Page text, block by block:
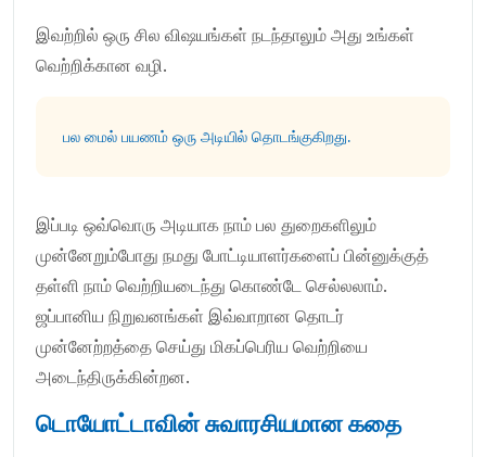
இவற்றில் ஒரு சில விஷயங்கள் நடந்தாலும் அது உங்கள்
வெற்றிக்கான வழி.
பல மைல் பயணம் ஒரு அடியில் தொடங்குகிறது.
இப்படி ஒவ்வொரு அடியாக நாம் பல துறைகளிலும்
முன்னேறும்போது நமது போட்டியாளர்களைப் பின்னுக்குத்
தள்ளி நாம் வெற்றியடைந்து கொண்டே செல்லலாம்.
ஜப்பானிய நிறுவனங்கள் இவ்வாறான தொடர்
முன்னேற்றத்தை செய்து மிகப்பெரிய வெற்றியை
அடைந்திருக்கின்றன.
டொயோட்டாவின் சுவாரசியமான கதை